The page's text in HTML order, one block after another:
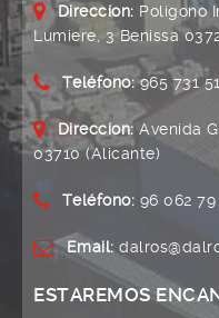
Direccíon: Polígono
Lumiere, 3 Benissa
Teléfono:965 731
Direccíon: Avenida
03710 (Alicante)
Teléfono: 96 062 79
Email:
ESTAREMOS